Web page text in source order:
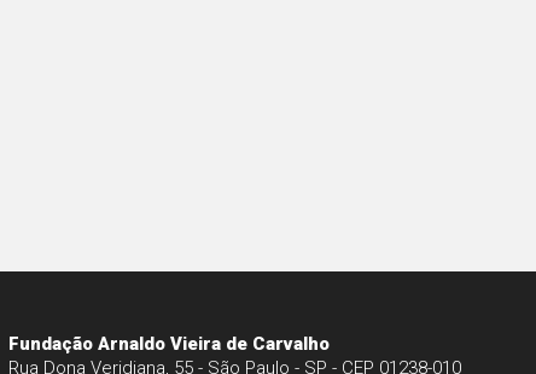
Fundação Arnaldo Vieira de Carvalho
Rua Dona Veridiana, 55 - São Paulo - SP - CEP 01238-010